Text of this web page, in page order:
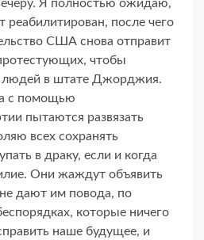
Я полностью ожидаю,
после чего
США снова отправит
чтобы
людей в штате Джорджия.
с помощью
пытаются развязать
всех сохранять
в драку, если и когда
Они жаждут объявить
дают им повода, по
которые ничего
наше будущее, и